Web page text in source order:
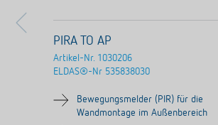
PIRA TO AP
Artikel-Nr. 1030206
ELDAS®-Nr 535838030
Bewegungsmelder (PIR) für die
Wandmontage im Außenbereich